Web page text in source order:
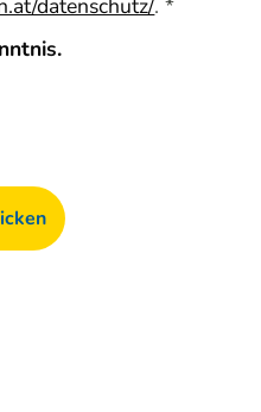
datenschutz/. *